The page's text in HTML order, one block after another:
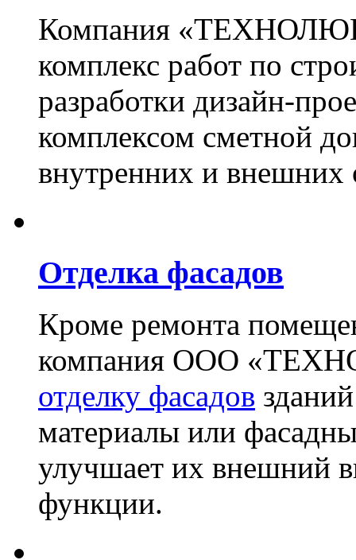
Компания
комплекс работ по
разработки дизайн-
комплексом сметной
внутренних и внешних
Отделка фасадов
Кроме ремонта
компания ООО
отделку фасадов
материалы или
улучшает их внешний
функции.